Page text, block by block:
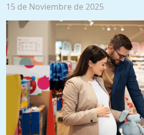
15 de Noviembre de 2025